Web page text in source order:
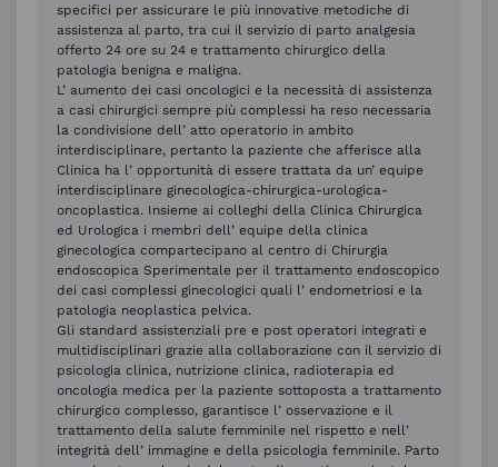
specifici per assicurare le più innovative metodiche di
assistenza al parto, tra cui il servizio di parto analgesia
offerto 24 ore su 24 e trattamento chirurgico della
patologia benigna e maligna.
L’ aumento dei casi oncologici e la necessità di assistenza
a casi chirurgici sempre più complessi ha reso necessaria
la condivisione dell’ atto operatorio in ambito
interdisciplinare, pertanto la paziente che afferisce alla
Clinica ha l’ opportunità di essere trattata da un’ equipe
interdisciplinare ginecologica-chirurgica-urologica-
oncoplastica. Insieme ai colleghi della Clinica Chirurgica
ed Urologica i membri dell’ equipe della clinica
ginecologica compartecipano al centro di Chirurgia
endoscopica Sperimentale per il trattamento endoscopico
dei casi complessi ginecologici quali l’ endometriosi e la
patologia neoplastica pelvica.
Gli standard assistenziali pre e post operatori integrati e
multidisciplinari grazie alla collaborazione con il servizio di
psicologia clinica, nutrizione clinica, radioterapia ed
oncologia medica per la paziente sottoposta a trattamento
chirurgico complesso, garantisce l’ osservazione e il
trattamento della salute femminile nel rispetto e nell’
integrità dell’ immagine e della psicologia femminile. Parto